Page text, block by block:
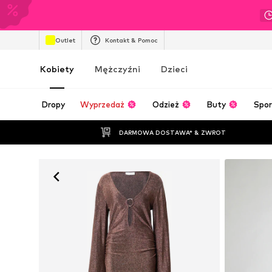
Outlet Kontakt & Pomoc
Kobiety Mężczyźni Dzieci
Dropy Wyprzedaż Odzież Buty
DARMOWA DOSTAWA* & ZWROT